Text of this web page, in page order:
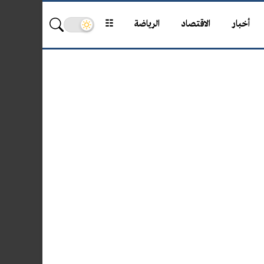
أخبار الاقتصاد الرياضة ☷